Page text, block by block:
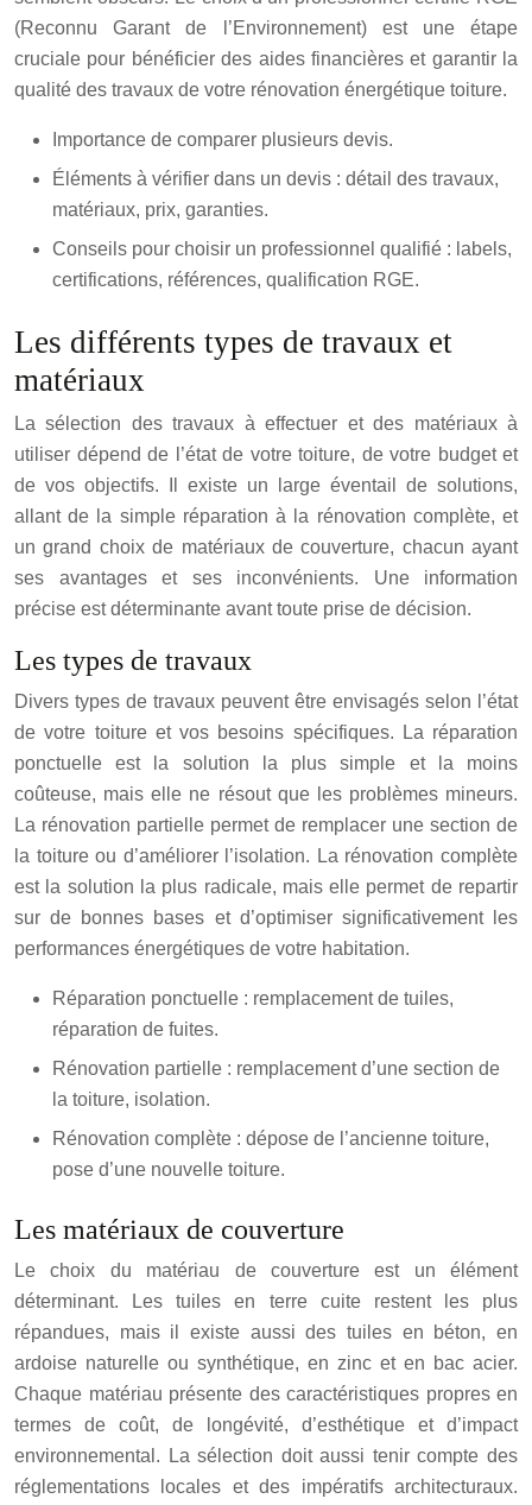
(Reconnu Garant de l’Environnement) est une étape
cruciale pour bénéficier des aides financières et garantir la
qualité des travaux de votre rénovation énergétique toiture.
Importance de comparer plusieurs devis.
Éléments à vérifier dans un devis : détail des travaux,
matériaux, prix, garanties.
Conseils pour choisir un professionnel qualifié : labels,
certifications, références, qualification RGE.
Les différents types de travaux et
matériaux
La sélection des travaux à effectuer et des matériaux à
utiliser dépend de l’état de votre toiture, de votre budget et
de vos objectifs. Il existe un large éventail de solutions,
allant de la simple réparation à la rénovation complète, et
un grand choix de matériaux de couverture, chacun ayant
ses avantages et ses inconvénients. Une information
précise est déterminante avant toute prise de décision.
Les types de travaux
Divers types de travaux peuvent être envisagés selon l’état
de votre toiture et vos besoins spécifiques. La réparation
ponctuelle est la solution la plus simple et la moins
coûteuse, mais elle ne résout que les problèmes mineurs.
La rénovation partielle permet de remplacer une section de
la toiture ou d’améliorer l’isolation. La rénovation complète
est la solution la plus radicale, mais elle permet de repartir
sur de bonnes bases et d’optimiser significativement les
performances énergétiques de votre habitation.
Réparation ponctuelle : remplacement de tuiles,
réparation de fuites.
Rénovation partielle : remplacement d’une section de
la toiture, isolation.
Rénovation complète : dépose de l’ancienne toiture,
pose d’une nouvelle toiture.
Les matériaux de couverture
Le choix du matériau de couverture est un élément
déterminant. Les tuiles en terre cuite restent les plus
répandues, mais il existe aussi des tuiles en béton, en
ardoise naturelle ou synthétique, en zinc et en bac acier.
Chaque matériau présente des caractéristiques propres en
termes de coût, de longévité, d’esthétique et d’impact
environnemental. La sélection doit aussi tenir compte des
réglementations locales et des impératifs architecturaux.